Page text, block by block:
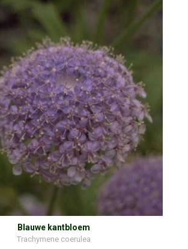
Blauwe kantbloem
Trachymene coerulea